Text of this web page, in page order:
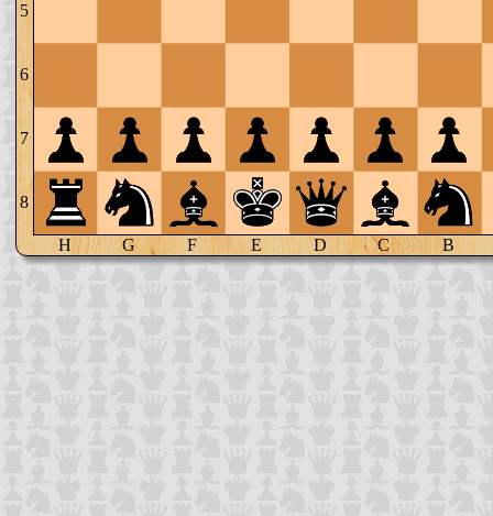
5
6
7
8
H G F E D C B